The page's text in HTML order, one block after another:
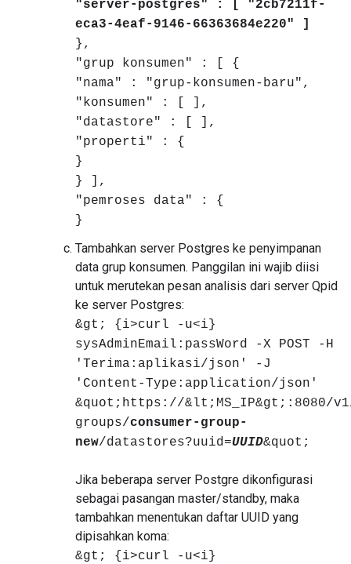
"server-postgres" : [ "2cb7211f-
eca3-4eaf-9146-66363684e220" ]
},
"grup konsumen" : [ {
"nama" : "grup-konsumen-baru",
"konsumen" : [ ],
"datastore" : [ ],
"properti" : {
}
} ],
"pemroses data" : {
}
Tambahkan server Postgres ke penyimpanan
data grup konsumen. Panggilan ini wajib diisi
untuk merutekan pesan analisis dari server Qpid
ke server Postgres:
&gt; {i>curl -u<i}
sysAdminEmail:passWord -X POST -H
'Terima:aplikasi/json' -J
'Content-Type:application/json'
&quot;https://&lt;MS_IP&gt;:8080/
groups/consumer-group-
new/datastores?uuid=UUID&quot;
Jika beberapa server Postgre dikonfigurasi
sebagai pasangan master/standby, maka
tambahkan menentukan daftar UUID yang
dipisahkan koma:
&gt; {i>curl -u<i}